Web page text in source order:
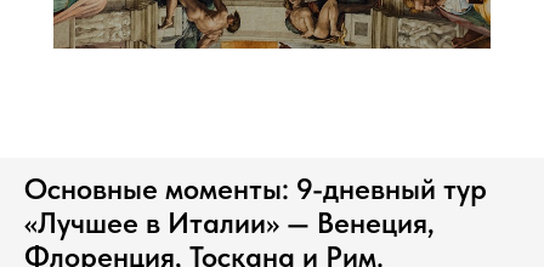
Основные моменты: 9-дневный тур
«Лучшее в Италии» — Венеция,
Флоренция, Тоскана и Рим.